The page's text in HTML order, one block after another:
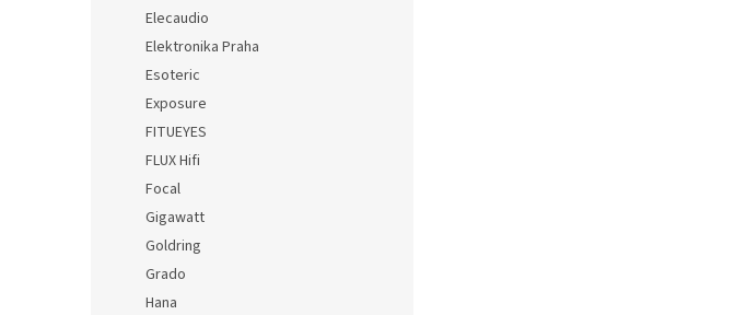
Elecaudio
Elektronika Praha
Esoteric
Exposure
FITUEYES
FLUX Hifi
Focal
Gigawatt
Goldring
Grado
Hana